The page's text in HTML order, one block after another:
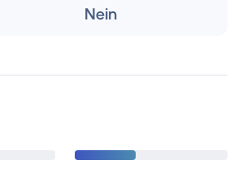
Nein